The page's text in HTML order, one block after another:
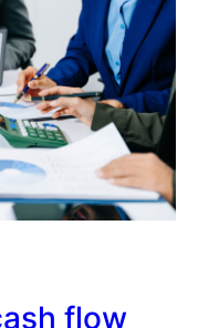
flow